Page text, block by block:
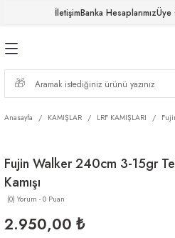
İletişimBanka HesaplarımızÜye
Geri Dön
Geri Dön
Geri Dön
MİSİNALAR
Geri Dön
FIRDÖNDÜLER
Geri Dön
Geri Dön
Geri Dön
Geri Dön
Anasayfa KAMIŞLAR LRF KAMIŞLARI
Fujin Walker 240cm 3-15gr
Kamışı
(0) Yorum - 0 Puan
2.950,00 ₺